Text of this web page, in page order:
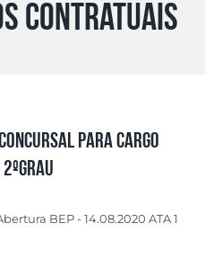
Contratuais
para Cargo
BEP - 14.08.2020 ATA 1